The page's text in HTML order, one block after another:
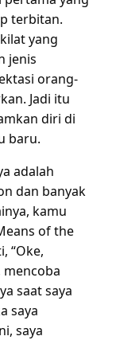
terbitan.
yang
jenis
orang-
Jadi itu
diri di
baru.
adalah
dan banyak
kamu
of the
“Oke,
mencoba
saat saya
saya
saya